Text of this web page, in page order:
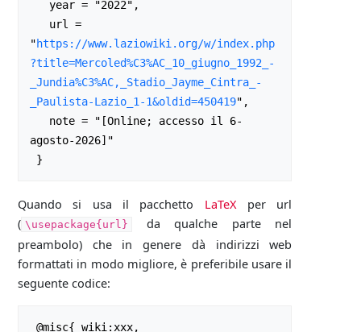
"https://www.laziowiki.org/w/index.php
?title=Mercoled%C3%AC_10_giugno_1992_-
_Jundia%C3%AC,_Stadio_Jayme_Cintra_-
_Paulista-Lazio_1-1&oldid=450419",
agosto-2026]"
Quando si usa il pacchetto LaTeXper url
( \usepackage{url}
da qualche parte nel
preambolo) che in genere dà indirizzi web
formattati in modo migliore, è preferibile usare il
seguente codice: